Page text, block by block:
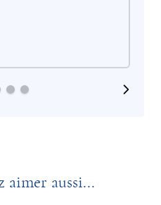
aimer aussi...